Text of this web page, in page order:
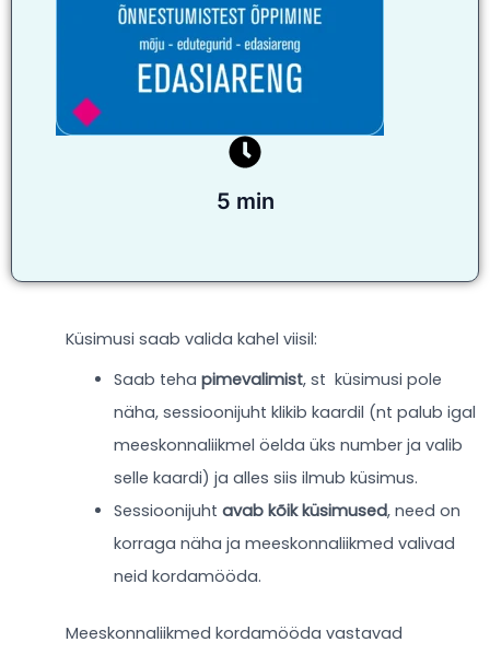
5 min
Küsimusi saab valida kahel viisil:
Saab teha pimevalimist, st küsimusi pole
näha, sessioonijuht klikib kaardil (nt palub igal
meeskonnaliikmel öelda üks number ja valib
selle kaardi) ja alles siis ilmub küsimus.
Sessioonijuht avab kõik küsimused, need on
korraga näha ja meeskonnaliikmed valivad
neid kordamööda.
Meeskonnaliikmed kordamööda vastavad